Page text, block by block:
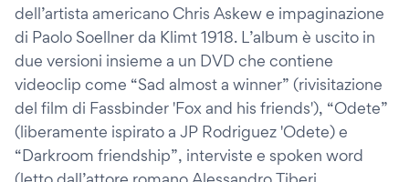
dell’artista americano Chris Askew e impaginazione
di Paolo Soellner da Klimt 1918. L’album è uscito in
due versioni insieme a un DVD che contiene
videoclip come “Sad almost a winner” (rivisitazione
del film di Fassbinder 'Fox and his friends'), “Odete”
(liberamente ispirato a JP Rodriguez 'Odete) e
“Darkroom friendship”, interviste e spoken word